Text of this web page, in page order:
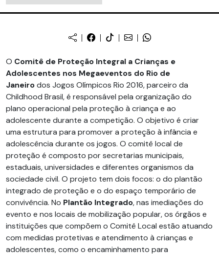
O Comitê de Proteção Integral a Crianças e
Adolescentes nos Megaeventos do Rio de
Janeirodos Jogos Olímpicos Rio 2016, parceiro da
Childhood Brasil, é responsável pela organização do
plano operacional pela proteção à criança e ao
adolescente durante a competição. O objetivo é criar
uma estrutura para promover a proteção à infância e
adolescência durante os jogos. O comitê local de
proteção é composto por secretarias municipais,
estaduais, universidades e diferentes organismos da
sociedade civil. O projeto tem dois focos: o do plantão
integrado de proteção e o do espaço temporário de
convivência. No Plantão Integrado, nas imediações do
evento e nos locais de mobilização popular, os órgãos e
instituições que compõem o Comitê Local estão atuando
com medidas protetivas e atendimento à crianças e
adolescentes, como o encaminhamento para